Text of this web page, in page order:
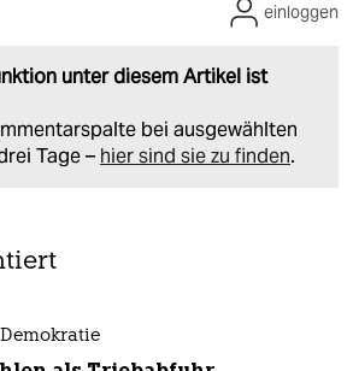
unter diesem Artikel ist
bei ausgewählten
Tage – hier sind sie zu finden.
einloggen